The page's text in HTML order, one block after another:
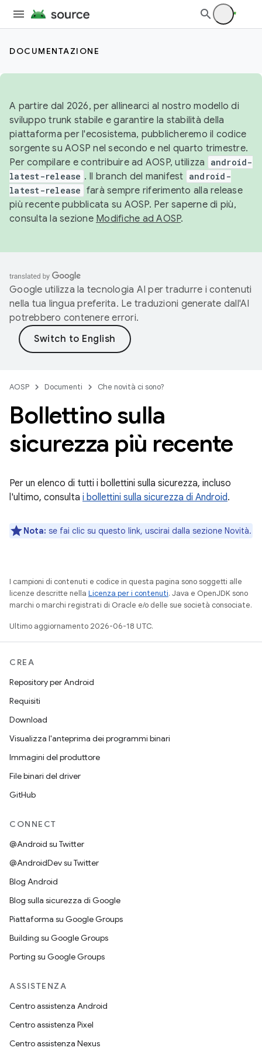
DOCUMENTAZIONE
A partire dal 2026, per allinearci al nostro modello di
sviluppo trunk stabile e garantire la stabilità della
piattaforma per l'ecosistema, pubblicheremo il codice
sorgente su AOSP nel secondo e nel quarto trimestre.
Per compilare e contribuire ad AOSP, utilizza
android-
latest-release . Il branch del manifest android-
latest-release farà sempre riferimento alla release
più recente pubblicata su AOSP. Per saperne di più,
consulta la sezione Modifiche ad AOSP.
Google utilizza la tecnologia AI per tradurre i contenuti
nella tua lingua preferita. Le traduzioni generate dall'AI
potrebbero contenere errori.
AOSP Documenti Che novità ci sono?
Bollettino sulla
sicurezza più recente
Per un elenco di tutti i bollettini sulla sicurezza, incluso
l'ultimo, consulta i bollettini sulla sicurezza di Android.
Nota: se fai clic su questo link, uscirai dalla sezione Novità.
I campioni di contenuti e codice in questa pagina sono soggetti alle
licenze descritte nella Licenza per i contenuti. Java e OpenJDK sono
marchi o marchi registrati di Oracle e/o delle sue società consociate.
Ultimo aggiornamento 2026-06-18 UTC.
CREA
Repository per Android
Requisiti
Download
Visualizza l'anteprima dei programmi binari
Immagini del produttore
File binari del driver
GitHub
CONNECT
@Android su Twitter
@AndroidDev su Twitter
Blog Android
Blog sulla sicurezza di Google
Piattaforma su Google Groups
Building su Google Groups
Porting su Google Groups
ASSISTENZA
Centro assistenza Android
Centro assistenza Pixel
Centro assistenza Nexus